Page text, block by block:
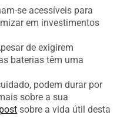
se acessíveis para
em investimentos
de exigirem
baterias têm uma
podem durar por
sobre a sua
sobre a vida útil desta